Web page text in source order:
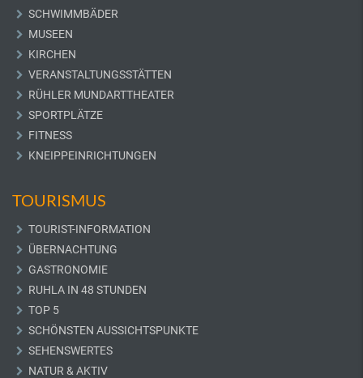
SCHWIMMBÄDER
MUSEEN
KIRCHEN
VERANSTALTUNGSSTÄTTEN
RÜHLER MUNDARTTHEATER
SPORTPLÄTZE
FITNESS
KNEIPPEINRICHTUNGEN
TOURISMUS
TOURIST-INFORMATION
ÜBERNACHTUNG
GASTRONOMIE
RUHLA IN 48 STUNDEN
TOP 5
SCHÖNSTEN AUSSICHTSPUNKTE
SEHENSWERTES
NATUR & AKTIV